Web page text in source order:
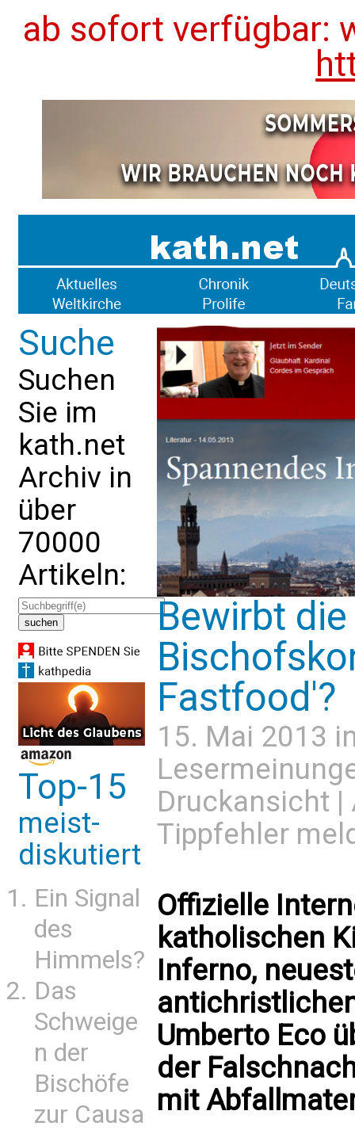
ab sofort verfügbar:
Suche
Suchen
Sie im
kath.net
Archiv in
über
70000
Artikeln:
Top-15
meist-
diskutiert
Ein Signal
des
Himmels?
Das
Schweige
n der
Bischöfe
zur Causa
Bewirbt
Fastfood'?
15. Mai 2013
Druckansicht |
Tippfehler
Offizielle
katholischen
Inferno,
Umberto Eco
der
mit